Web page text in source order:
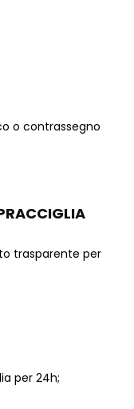
o contrassegno
trasparente per
per 24h;